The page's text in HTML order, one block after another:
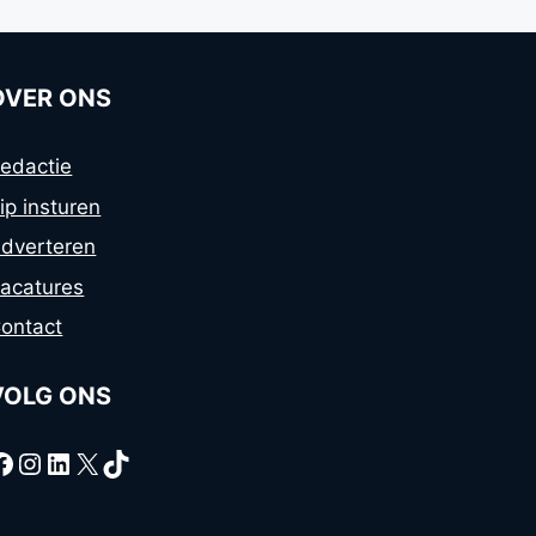
ONS
insturen
ONS
Instagram
LinkedIn
X TikTok